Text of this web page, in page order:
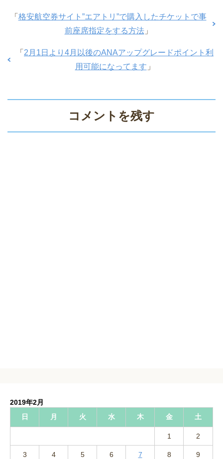
「 格安航空券サイト”エアトリ”で購入したチケットで事
前座席指定をする方法」
「 2月1日より4月以後のANAアップグレードポイント利
用可能になってます 」
コメントを残す
2019年2月
日
月 火 水 木 金 土
1 2
3 4 5 6 7 8 9